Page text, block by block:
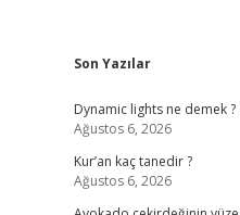
Sidebar
Son Yazılar
Dynamic lights ne demek ?
Ağustos 6, 2026
Kur’an kaç tanedir ?
Ağustos 6, 2026